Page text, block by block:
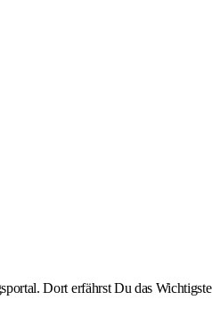
Dort erfährst Du das Wichtigste